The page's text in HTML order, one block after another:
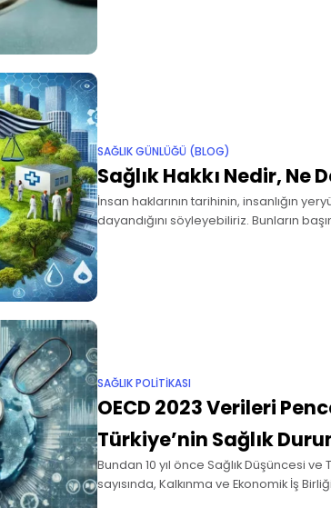
edildiği, sosyal hayatın ve ekonominin
SAĞLIK GÜNLÜĞÜ (BLOG)
Sağlık Hakkı Nedir, Ne
İnsan haklarının tarihinin, insanlığın
dayandığını söyleyebiliriz. Bunların
İnsan Hakları Beyannamesinde açıkça
insan hakları belgesinde yer edinen
SAĞLIK POLITIKASI
OECD 2023 Verileri
Türkiye’nin Sağlık
Bundan 10 yıl önce Sağlık Düşüncesi ve
sayısında, Kalkınma ve Ekonomik İş
sağlık istatistikleri ile ülkemizin durumunu